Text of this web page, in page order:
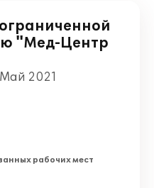
"Мед-Центр
2021
рабочих мест